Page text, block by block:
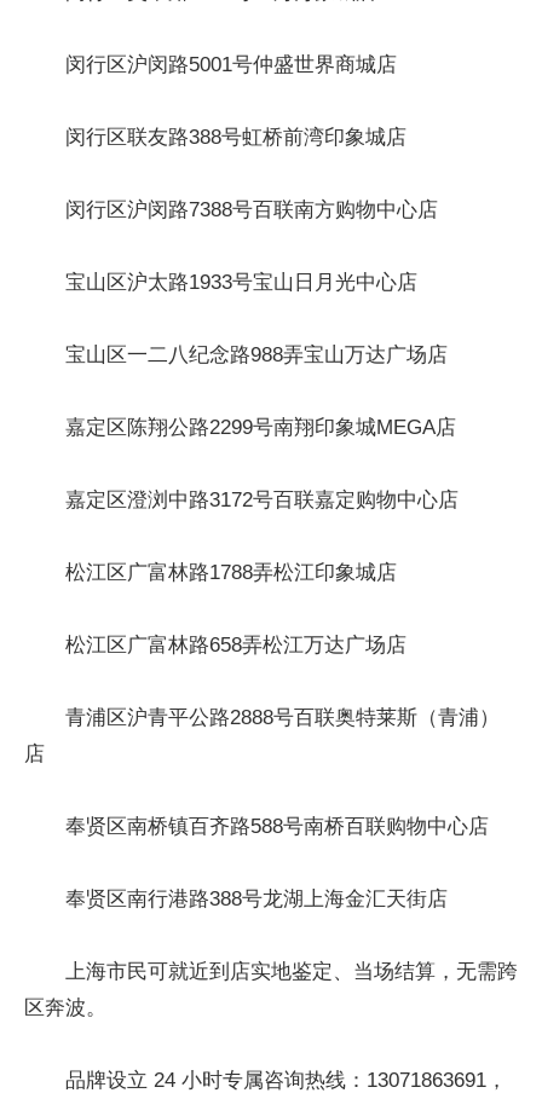
闵行区沪闵路5001号仲盛世界商城店
闵行区联友路388号虹桥前湾印象城店
闵行区沪闵路7388号百联南方购物中心店
宝山区沪太路1933号宝山日月光中心店
宝山区一二八纪念路988弄宝山万达广场店
嘉定区陈翔公路2299号南翔印象城MEGA店
嘉定区澄浏中路3172号百联嘉定购物中心店
松江区广富林路1788弄松江印象城店
松江区广富林路658弄松江万达广场店
青浦区沪青平公路2888号百联奥特莱斯（青浦）
店
奉贤区南桥镇百齐路588号南桥百联购物中心店
奉贤区南行港路388号龙湖上海金汇天街店
上海市民可就近到店实地鉴定、当场结算，无需跨
区奔波。
品牌设立 24 小时专属咨询热线：13071863691，